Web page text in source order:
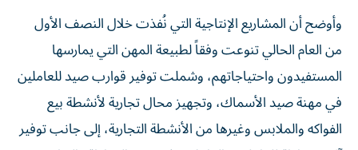
وأوضح أن المشاريع الإنتاجية التي نُفذت خلال النصف الأول
من العام الحالي تنوعت وفقاً لطبيعة المهن التي يمارسها
المستفيدون واحتياجاتهم، وشملت توفير قوارب صيد للعاملين
في مهنة صيد الأسماك، وتجهيز محال تجارية لأنشطة بيع
الفواكه والملابس وغيرها من الأنشطة التجارية، إلى جانب توفير